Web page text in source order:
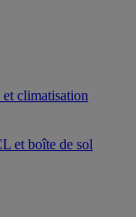
climatisation
et boîte de sol